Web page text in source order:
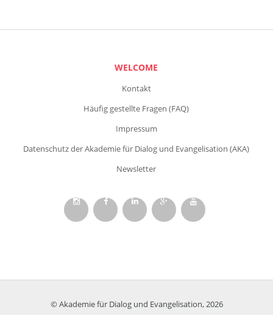
WELCOME
Kontakt
Häufig gestellte Fragen (FAQ)
Impressum
Datenschutz der Akademie für Dialog und Evangelisation (AKA)
Newsletter
© Akademie für Dialog und Evangelisation, 2026